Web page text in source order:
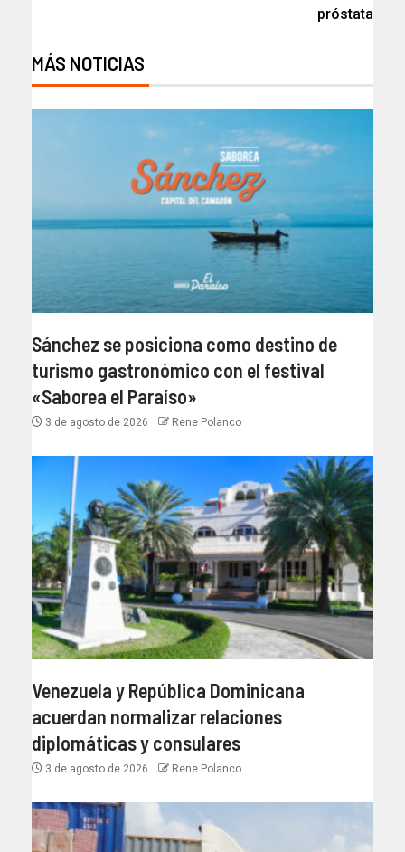
próstata
MÁS NOTICIAS
Sánchez se posiciona como destino de
turismo gastronómico con el festival
«Saborea el Paraíso»
3 de agosto de 2026 Rene Polanco
Venezuela y República Dominicana
acuerdan normalizar relaciones
diplomáticas y consulares
3 de agosto de 2026 Rene Polanco